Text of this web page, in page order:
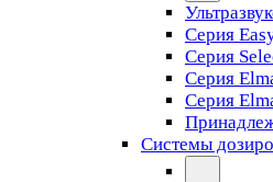
Серия
Серия
Серия
Серия
Системы